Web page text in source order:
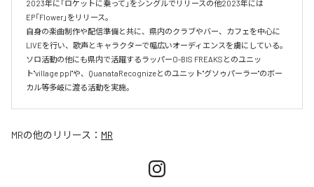
2023年に「ロケットに乗って」をシングルでリリースの他2023年には
EP「Flower」をリリース。
自身の楽曲制作や配信準備と共に、県内のクラブやバー、カフェを中心に
LIVEを行い、歌声とキャラクターで幅広いオーディエンスを虜にしている。
ソロ活動の他にも県内で活躍するラッパーO-BIS FREAKSとのユニッ
ト"village ppl"や、QuanataRecognizeとのユニット"グソゥパーラー"のボー
カル等多岐に渡る活動を実施。
MRの他のリリース： MR